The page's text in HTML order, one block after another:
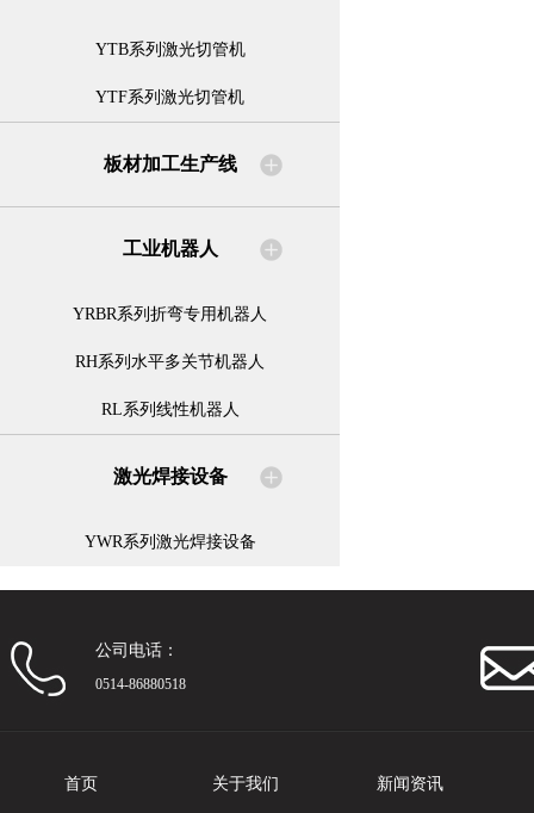
YTB系列激光切管机
YTF系列激光切管机
板材加工生产线
工业机器人
YRBR系列折弯专用机器人
RH系列水平多关节机器人
RL系列线性机器人
激光焊接设备
YWR系列激光焊接设备
公司电话：
0514-86880518
首页 关于我们 新闻资讯